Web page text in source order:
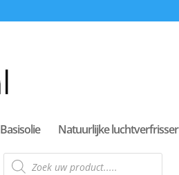
Basisolie Natuurlijke luchtverfrisser
Producten
zoeken